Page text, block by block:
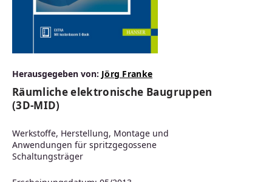
Herausgegeben von: Jörg Franke
Räumliche elektronische Baugruppen
(3D-MID)
Werkstoffe, Herstellung, Montage und
Anwendungen für spritzgegossene
Schaltungsträger